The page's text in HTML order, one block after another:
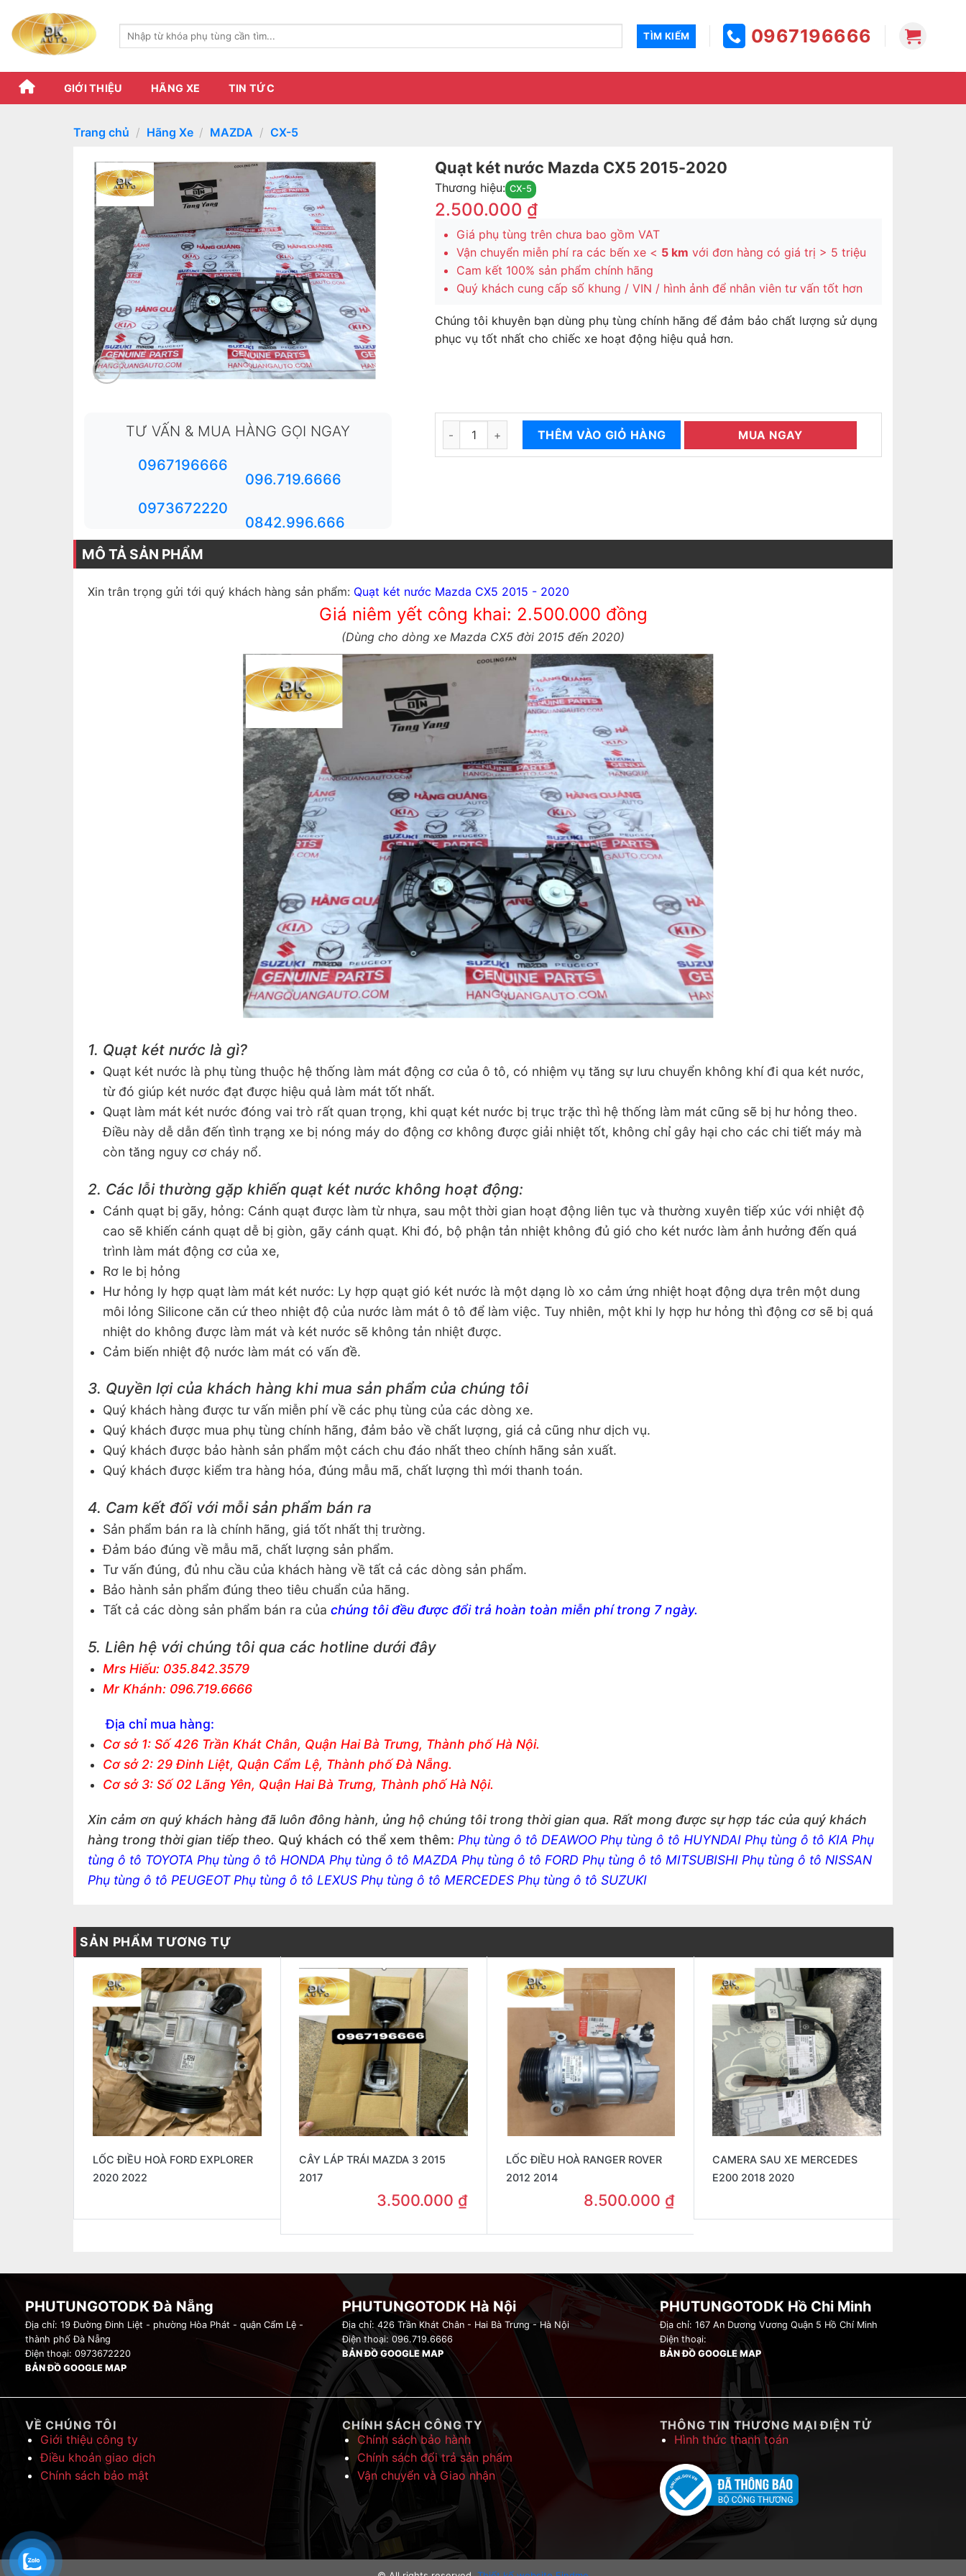
content
Tìm
0967196666
GIỚI THIỆU HÃNG XE TIN TỨC
Trang chủ / Hãng Xe / MAZDA / CX-5
Quạt két nước Mazda CX5 2015-2020
Thương hiệu: CX-5
2.500.000 ₫
Giá phụ tùng trên chưa bao gồm VAT
Vận chuyển miễn phí ra các bến xe < 5 km với đơn hàng có giá trị > 5 triệu
Cam kết 100% sản phẩm chính hãng
Quý khách cung cấp số khung / VIN / hình ảnh để nhân viên tư vấn tốt hơn
Chúng tôi khuyên bạn dùng phụ tùng chính hãng để đảm bảo chất lượng sử dụng
phục vụ tốt nhất cho chiếc xe hoạt động hiệu quả hơn.
TƯ VẤN & MUA HÀNG GỌI NGAY
0967196666
096.719.6666
0973672220
0842.996.666
Quạt két nước Mazda CX5 2015-2020 số lượng
THÊM VÀO GIỎ HÀNG MUA NGAY
MÔ TẢ SẢN PHẨM
Xin trân trọng gửi tới quý khách hàng sản phẩm: Quạt két nước Mazda CX5 2015 - 2020
Giá niêm yết công khai: 2.500.000 đồng
(Dùng cho dòng xe Mazda CX5 đời 2015 đến 2020)
1. Quạt két nước là gì?
Quạt két nước là phụ tùng thuộc hệ thống làm mát động cơ của ô tô, có nhiệm vụ tăng sự lưu chuyển không khí đi qua két nước,
từ đó giúp két nước đạt được hiệu quả làm mát tốt nhất.
Quạt làm mát két nước đóng vai trò rất quan trọng, khi quạt két nước bị trục trặc thì hệ thống làm mát cũng sẽ bị hư hỏng theo.
Điều này dễ dẫn đến tình trạng xe bị nóng máy do động cơ không được giải nhiệt tốt, không chỉ gây hại cho các chi tiết máy mà
còn tăng nguy cơ cháy nổ.
2. Các lỗi thường gặp khiến quạt két nước không hoạt động:
Cánh quạt bị gãy, hỏng: Cánh quạt được làm từ nhựa, sau một thời gian hoạt động liên tục và thường xuyên tiếp xúc với nhiệt độ
cao sẽ khiến cánh quạt dễ bị giòn, gãy cánh quạt. Khi đó, bộ phận tản nhiệt không đủ gió cho két nước làm ảnh hưởng đến quá
trình làm mát động cơ của xe,
Rơ le bị hỏng
Hư hỏng ly hợp quạt làm mát két nước: Ly hợp quạt gió két nước là một dạng lò xo cảm ứng nhiệt hoạt động dựa trên một dung
môi lỏng Silicone căn cứ theo nhiệt độ của nước làm mát ô tô để làm việc. Tuy nhiên, một khi ly hợp hư hỏng thì động cơ sẽ bị quá
nhiệt do không được làm mát và két nước sẽ không tản nhiệt được.
Cảm biến nhiệt độ nước làm mát có vấn đề.
3. Quyền lợi của khách hàng khi mua sản phẩm của chúng tôi
Quý khách hàng được tư vấn miễn phí về các phụ tùng của các dòng xe.
Quý khách được mua phụ tùng chính hãng, đảm bảo về chất lượng, giá cả cũng như dịch vụ.
Quý khách được bảo hành sản phẩm một cách chu đáo nhất theo chính hãng sản xuất.
Quý khách được kiểm tra hàng hóa, đúng mẫu mã, chất lượng thì mới thanh toán.
4. Cam kết đối với mỗi sản phẩm bán ra
Sản phẩm bán ra là chính hãng, giá tốt nhất thị trường.
Đảm báo đúng về mẫu mã, chất lượng sản phẩm.
Tư vấn đúng, đủ nhu cầu của khách hàng về tất cả các dòng sản phẩm.
Bảo hành sản phẩm đúng theo tiêu chuẩn của hãng.
Tất cả các dòng sản phẩm bán ra của chúng tôi đều được đổi trả hoàn toàn miễn phí trong 7 ngày.
5. Liên hệ với chúng tôi qua các hotline dưới đây
Mrs Hiếu: 035.842.3579
Mr Khánh: 096.719.6666
Địa chỉ mua hàng:
Cơ sở 1: Số 426 Trần Khát Chân, Quận Hai Bà Trưng, Thành phố Hà Nội.
Cơ sở 2: 29 Đinh Liệt, Quận Cẩm Lệ, Thành phố Đà Nẵng.
Cơ sở 3: Số 02 Lãng Yên, Quận Hai Bà Trưng, Thành phố Hà Nội.
Xin cảm ơn quý khách hàng đã luôn đông hành, ủng hộ chúng tôi trong thời gian qua. Rất mong được sự hợp tác của quý khách
hàng trong thời gian tiếp theo. Quý khách có thể xem thêm: Phụ tùng ô tô DEAWOO Phụ tùng ô tô HUYNDAI Phụ tùng ô tô KIA Phụ
tùng ô tô TOYOTA Phụ tùng ô tô HONDA Phụ tùng ô tô MAZDA Phụ tùng ô tô FORD Phụ tùng ô tô MITSUBISHI Phụ tùng ô tô NISSAN
Phụ tùng ô tô PEUGEOT Phụ tùng ô tô LEXUS Phụ tùng ô tô MERCEDES Phụ tùng ô tô SUZUKI
SẢN PHẨM TƯƠNG TỰ
LỐC ĐIỀU HOÀ FORD EXPLORER
2020 2022
CÂY LÁP TRÁI MAZDA 3 2015
2017
3.500.000 ₫
LỐC ĐIỀU HOÀ RANGER ROVER
2012 2014
8.500.000 ₫
CAMERA SAU XE MERCEDES
E200 2018 2020
PHUTUNGOTODK Đà Nẵng
Địa chỉ: 19 Đường Đinh Liệt - phường Hòa Phát - quận Cẩm Lệ -
thành phố Đà Nẵng
Điện thoại: 0973672220
BẢN ĐỒ GOOGLE MAP
PHUTUNGOTODK Hà Nội
Địa chỉ: 426 Trần Khát Chân - Hai Bà Trưng - Hà Nội
Điện thoại: 096.719.6666
BẢN ĐỒ GOOGLE MAP
PHUTUNGOTODK Hồ Chi Minh
Địa chỉ: 167 An Dương Vương Quận 5 Hồ Chí Minh
Điện thoại:
BẢN ĐỒ GOOGLE MAP
VỀ CHÚNG TÔI
Giới thiệu công ty
Điều khoản giao dịch
Chính sách bảo mật
CHÍNH SÁCH CÔNG TY
Chính sách bảo hành
Chính sách đổi trả sản phẩm
Vận chuyển và Giao nhận
THÔNG TIN THƯƠNG MẠI ĐIỆN TỬ
Hình thức thanh toán